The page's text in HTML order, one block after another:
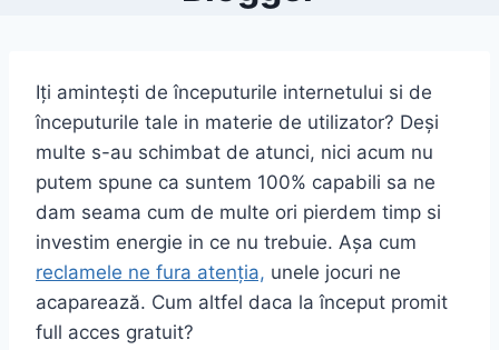
Iți amintești de începuturile internetului si de
începuturile tale in materie de utilizator? Deși
multe s-au schimbat de atunci, nici acum nu
putem spune ca suntem 100% capabili sa ne
dam seama cum de multe ori pierdem timp si
investim energie in ce nu trebuie. Așa cum
reclamele ne fura atenția, unele jocuri ne
acaparează. Cum altfel daca la început promit
full acces gratuit?